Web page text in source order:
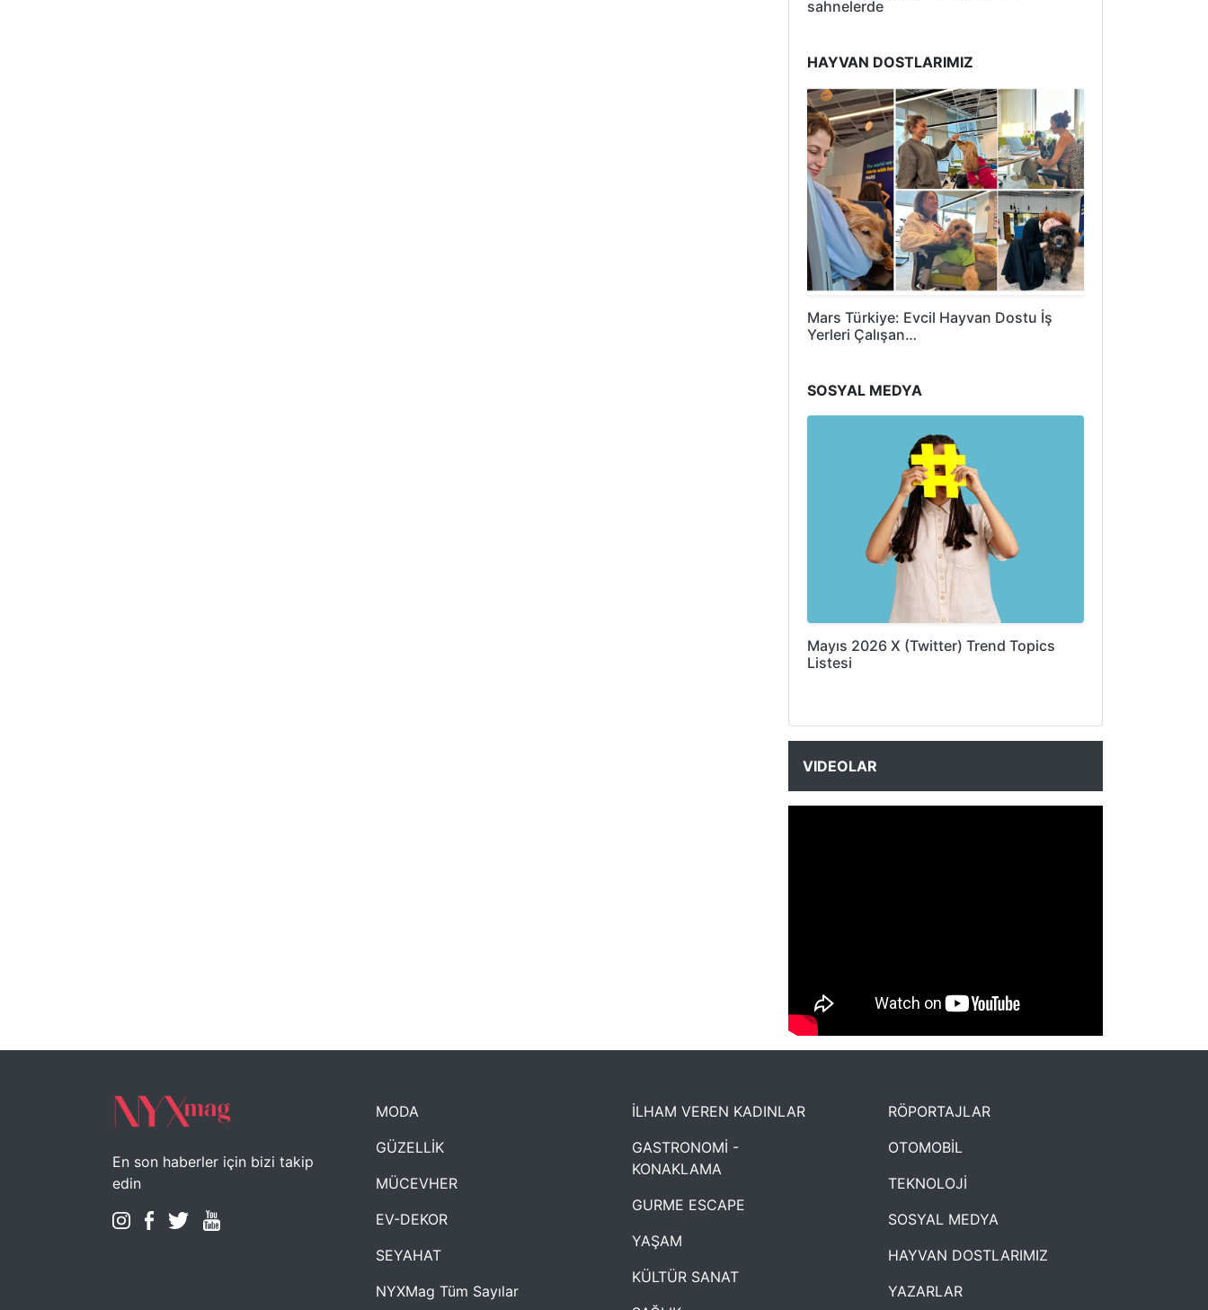
sahnelerde
HAYVAN DOSTLARIMIZ
Mars Türkiye: Evcil Hayvan Dostu İş
Yerleri Çalışan…
SOSYAL MEDYA
Mayıs 2026 X (Twitter) Trend Topics
Listesi
VIDEOLAR
NYXmag 2. Yaş Kutlama Etkinliği
En son haberler için bizi takip
edin
MODA
GÜZELLİK
MÜCEVHER
EV-DEKOR
SEYAHAT
NYXMag Tüm Sayılar
İLHAM VEREN KADINLAR
GASTRONOMİ -
KONAKLAMA
GURME ESCAPE
YAŞAM
KÜLTÜR SANAT
RÖPORTAJLAR
OTOMOBİL
TEKNOLOJİ
SOSYAL MEDYA
HAYVAN DOSTLARIMIZ
YAZARLAR